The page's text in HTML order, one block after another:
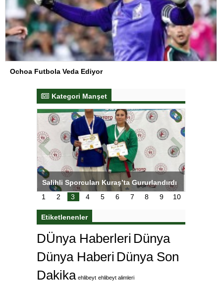
Ochoa Futbola Veda Ediyor
Kategori Manşet
Salihli Sporcuları Kuraş’ta Gururlandırdı
1 2 3 4 5 6 7 8 9 10
Etiketlenenler
DÜnya Haberleri Dünya
Dünya Haberi Dünya Son
Dakika ehlibeyt ehlibeyt alimleri